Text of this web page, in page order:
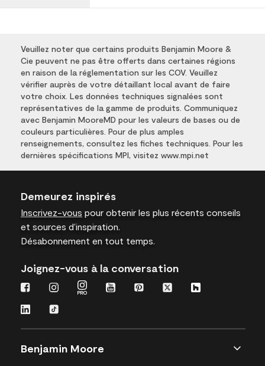
Veuillez noter que certains produits Benjamin Moore &
Cie peuvent ne pas être offerts dans certaines régions
en raison de la réglementation sur les COV. Veuillez
vérifier auprès de votre détaillant local avant de faire
votre choix. Les données techniques signalées sont
représentatives de la gamme de produits. Communiquez
avec Benjamin MooreMD pour les valeurs de bases ou de
couleurs particulières. Pour de plus amples
renseignements, consultez les fiches techniques. Pour les
dernières spécifications MPI, visitez www.mpi.net
Demeurez inspirés
Inscrivez-vous pour obtenir les plus récents conseils
et sources d’inspiration.
Désabonnement en tout temps.
Joignez-vous à la conversation
Benjamin Moore